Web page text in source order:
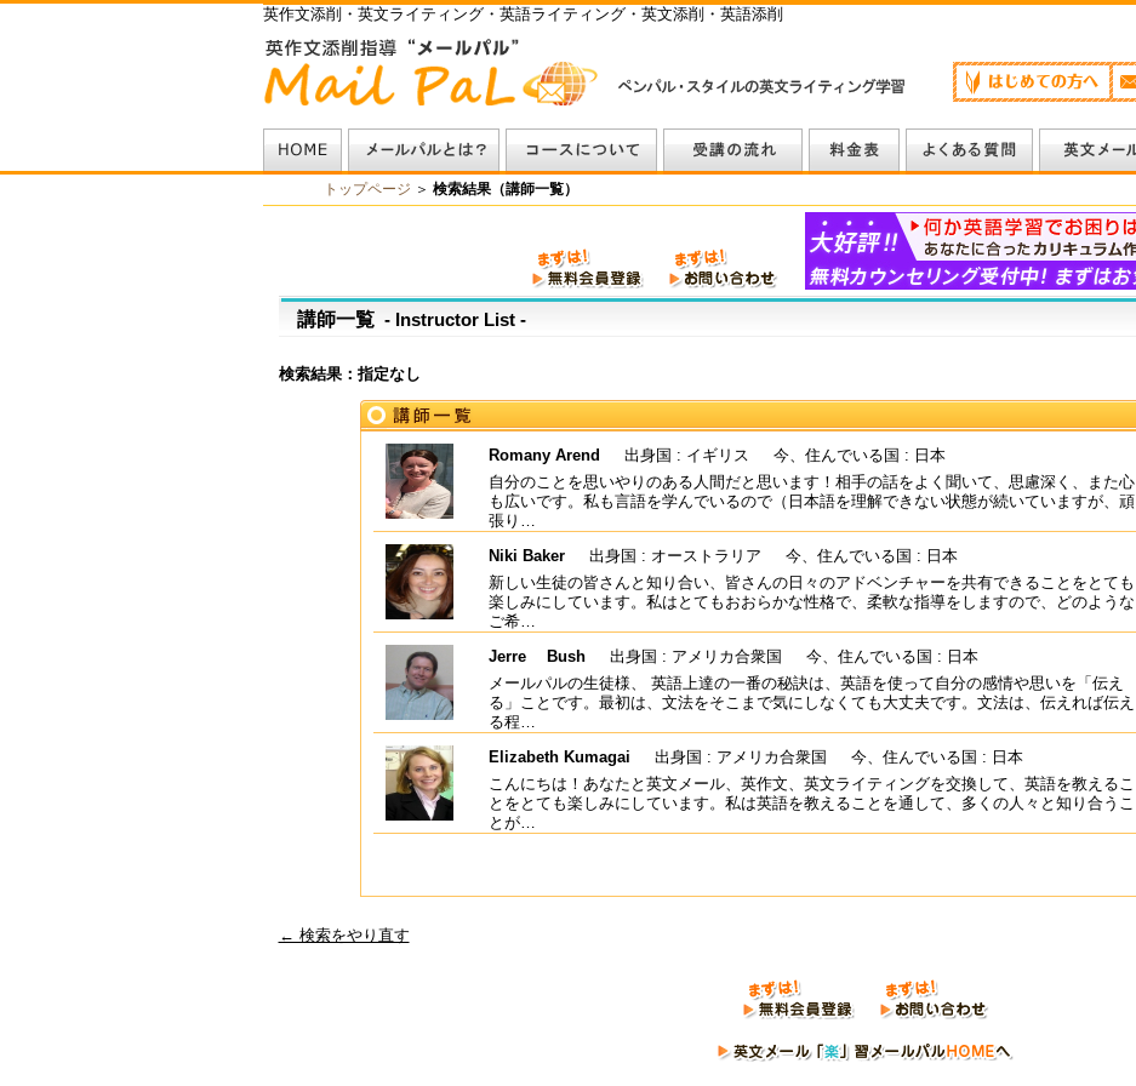
英作文添削・英文ライティング・英語ライティング・英文添削・英語添削
トップページ ＞ 検索結果（講師一覧）
講師一覧‐ Instructor List ‐
検索結果：指定なし
Romany Arend 出身国 : イギリス
今、住んでいる国 : 日本
自分のことを思いやりのある人間だと思います！相手の話をよく聞いて、思慮深く、また心
も広いです。私も言語を学んでいるので（日本語を理解できない状態が続いていますが、頑
張り…
Niki Baker
出身国 : オーストラリア
今、住んでいる国 : 日本
新しい生徒の皆さんと知り合い、皆さんの日々のアドベンチャーを共有できることをとても
楽しみにしています。私はとてもおおらかな性格で、柔軟な指導をしますので、どのような
ご希…
Jerre Bush
出身国 : アメリカ合衆国
今、住んでいる国 : 日本
メールパルの生徒様、 英語上達の一番の秘訣は、英語を使って自分の感情や思いを「伝え
る」ことです。最初は、文法をそこまで気にしなくても大丈夫です。文法は、伝えれば伝え
る程…
Elizabeth Kumagai
出身国 : アメリカ合衆国
今、住んでいる国 : 日本
こんにちは！あなたと英文メール、英作文、英文ライティングを交換して、英語を教えるこ
とをとても楽しみにしています。私は英語を教えることを通して、多くの人々と知り合うこ
とが…
← 検索をやり直す